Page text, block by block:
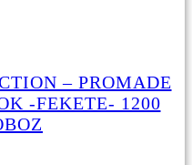
– PROMADE
-FEKETE- 1200